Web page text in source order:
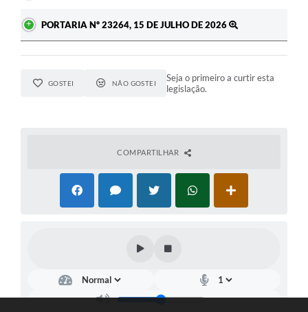
PORTARIA Nº 23264, 15 DE JULHO DE 2026
GOSTEI NÃO GOSTEI
Seja o primeiro a curtir esta
legislação.
COMPARTILHAR